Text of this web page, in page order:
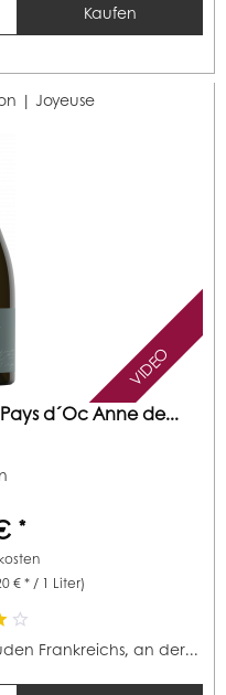
Kaufen
|Joyeuse
VIDEO
d´Oc Anne de...
*
€ * / 1 Liter)
Frankreichs, an der...